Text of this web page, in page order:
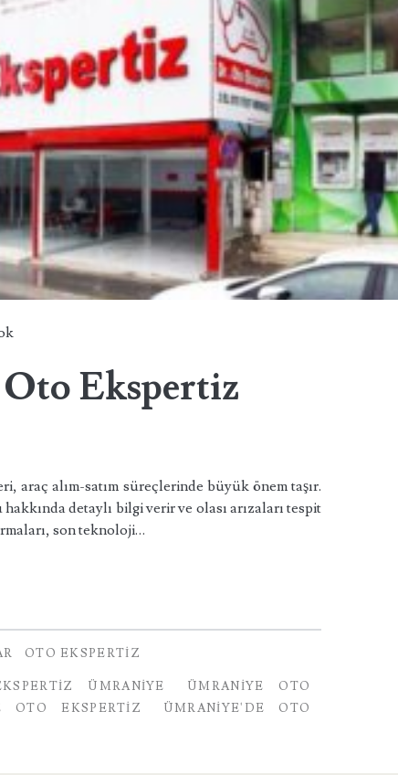
Ekspertiz
araç alım-satım süreçlerinde büyük önem taşır.
detaylı bilgi verir ve olası arızaları tespit
son teknoloji…
OTO EKSPERTIZ
ÜMRANIYE
ÜMRANIYE OTO
OTO EKSPERTIZ
ÜMRANIYE'DE OTO